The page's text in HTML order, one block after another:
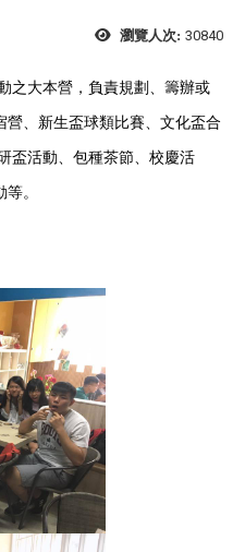
瀏覽人次: 30840
之大本營，負責規劃、籌辦或
、新生盃球類比賽、文化盃合
盃活動、包種茶節、校慶活
。